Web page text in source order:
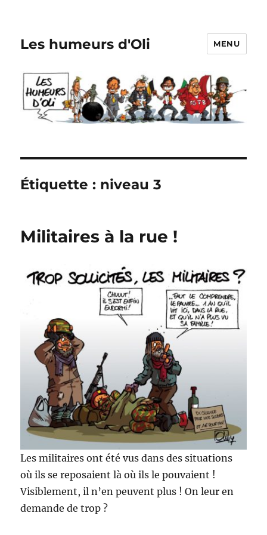
Les humeurs d'Oli MENU
Étiquette : niveau 3
Militaires à la rue !
Les militaires ont été vus dans des situations
où ils se reposaient là où ils le pouvaient !
Visiblement, il n’en peuvent plus ! On leur en
demande de trop ?